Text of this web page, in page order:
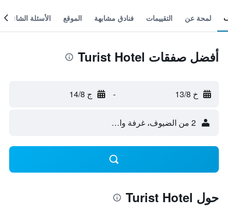
لمحة عن التقييمات فنادق مشابهة الموقع الأسئلة الشائعة
أفضل صفقات Turist Hotel
خ 13/8 - ج 14/8
2 من الضيوف، غرفة واحدة
حول Turist Hotel